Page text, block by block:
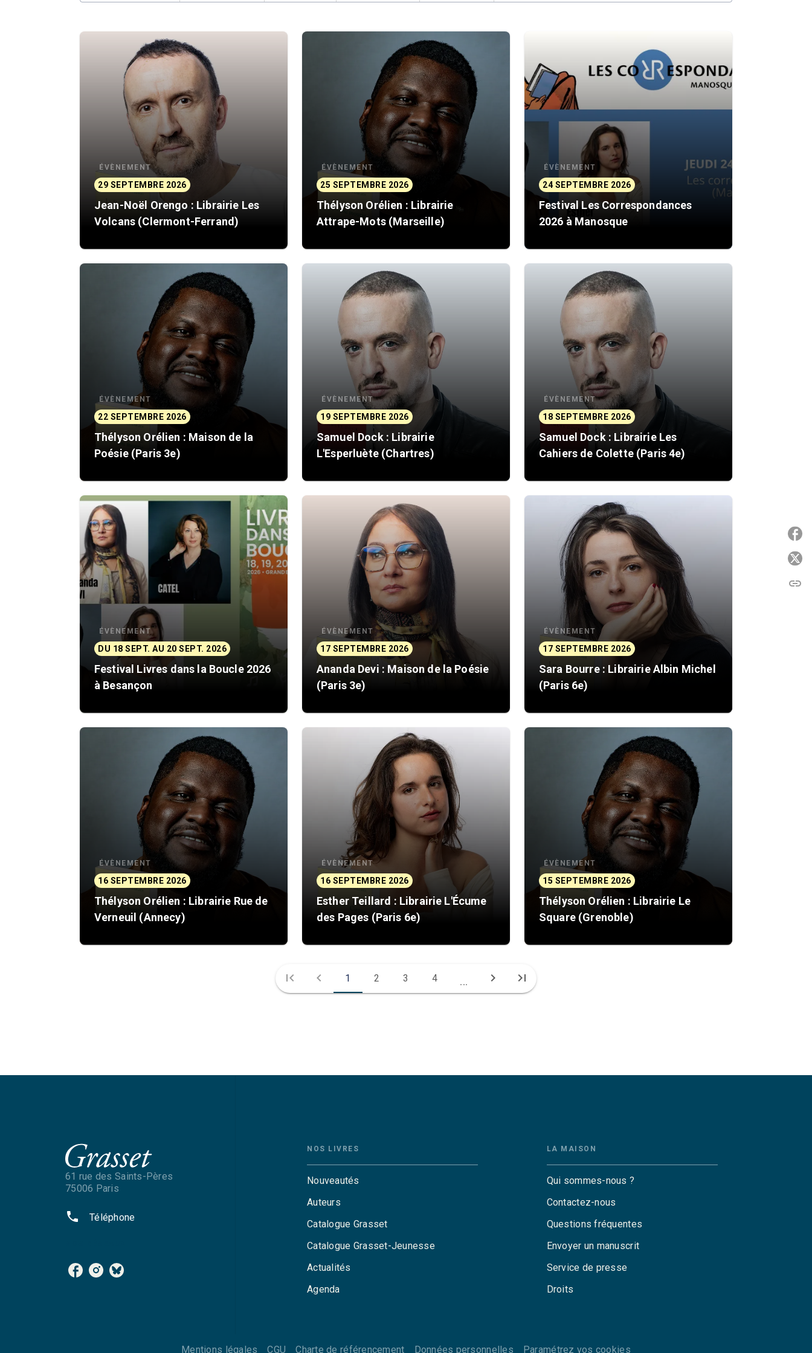
ÉVÈNEMENT
29 SEPTEMBRE 2026
Jean-Noël Orengo : Librairie Les
Volcans (Clermont-Ferrand)
ÉVÈNEMENT
25 SEPTEMBRE 2026
Thélyson Orélien : Librairie
Attrape-Mots (Marseille)
ÉVÈNEMENT
24 SEPTEMBRE 2026
Festival Les Correspondances
2026 à Manosque
ÉVÈNEMENT
22 SEPTEMBRE 2026
Thélyson Orélien : Maison de la
Poésie (Paris 3e)
ÉVÈNEMENT
19 SEPTEMBRE 2026
Samuel Dock : Librairie
L'Esperluète (Chartres)
ÉVÈNEMENT
18 SEPTEMBRE 2026
Samuel Dock : Librairie Les
Cahiers de Colette (Paris 4e)
ÉVÈNEMENT
DU 18 SEPT. AU 20 SEPT. 2026
Festival Livres dans la Boucle 2026
à Besançon
ÉVÈNEMENT
17 SEPTEMBRE 2026
Ananda Devi : Maison de la Poésie
(Paris 3e)
ÉVÈNEMENT
17 SEPTEMBRE 2026
Sara Bourre : Librairie Albin Michel
(Paris 6e)
ÉVÈNEMENT
16 SEPTEMBRE 2026
Thélyson Orélien : Librairie Rue de
Verneuil (Annecy)
ÉVÈNEMENT
16 SEPTEMBRE 2026
Esther Teillard : Librairie L'Écume
des Pages (Paris 6e)
ÉVÈNEMENT
15 SEPTEMBRE 2026
Thélyson Orélien : Librairie Le
Square (Grenoble)
first_page chevron_left 1 2 3 4 ... chevron_right last_page
link
61 rue des Saints-Pères
75006 Paris
phone Téléphone
NOS LIVRES
Nouveautés
Auteurs
Catalogue Grasset
Catalogue Grasset-Jeunesse
Actualités
Agenda
LA MAISON
Qui sommes-nous ?
Contactez-nous
Questions fréquentes
Envoyer un manuscrit
Service de presse
Droits
Mentions légales CGU Charte de référencement Données personnelles Paramétrez vos cookies